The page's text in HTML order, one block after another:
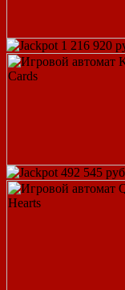
1 216 920
492 545